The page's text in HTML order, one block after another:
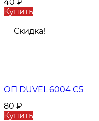
40 ₽
Купить
Скидка!
ОП DUVEL 6004 C5
80 ₽
Купить